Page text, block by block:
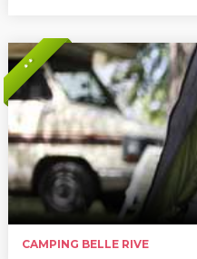
* *
CAMPING BELLE RIVE